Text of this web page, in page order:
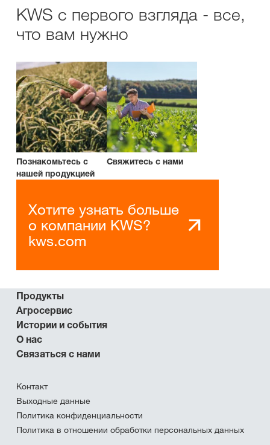
KWS с первого взгляда - все,
что вам нужно
Познакомьтесь с
нашей продукцией
Свяжитесь с нами
Хотите узнать больше
о компании KWS?
kws.com
Продукты
Агросервис
Истории и события
О нас
Связаться с нами
Контакт
Выходные данные
Политика конфиденциальности
Политика в отношении обработки персональных данных